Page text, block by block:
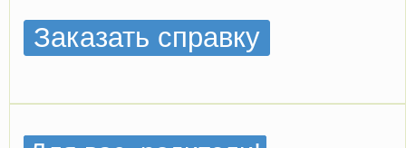
Заказать справку